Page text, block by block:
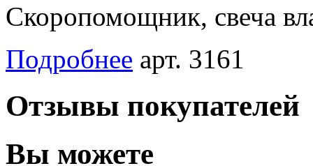
Скоропомощник, свеча
Подробнее арт. 3161
Отзывы покупателей
Вы можете